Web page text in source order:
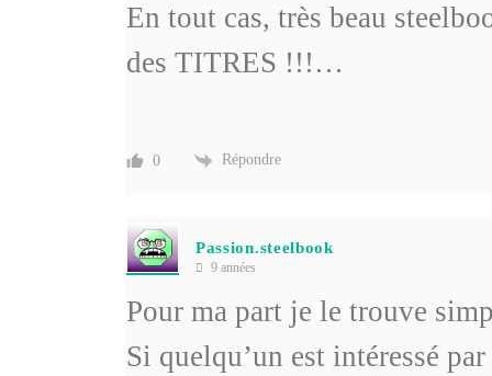
En tout cas, très beau
des TITRES !!!…
0 Répondre
Passion.steelbook
9 années
Pour ma part je le trouve
Si quelqu’un est intéressé